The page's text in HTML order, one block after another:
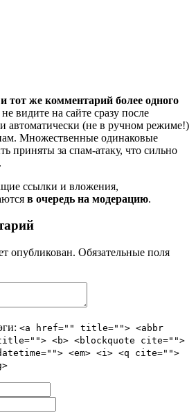
тот же комментарий более одного
видите на сайте сразу после
автоматически (не в ручном режиме!)
Множественные одинаковые
приняты за спам-атаку, что сильно
ссылки и вложения,
в очередь на модерацию.
опубликован. Обязательные поля
<a href="" title=""> <abbr
<b> <blockquote cite="">
<em> <i> <q cite="">